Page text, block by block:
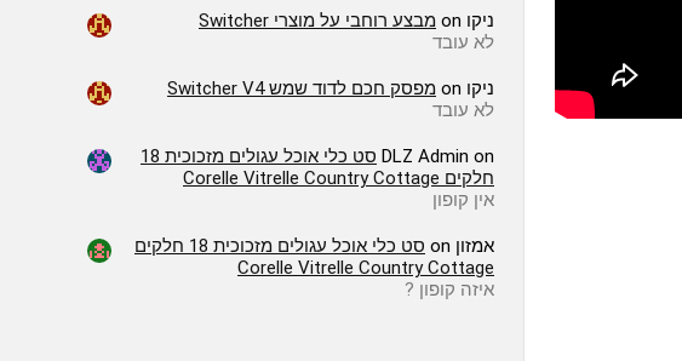
ניקו on מבצע רוחבי על מוצרי Switcher
לא עובד
ניקו on מפסק חכם לדוד שמש Switcher V4
לא עובד
DLZ Admin on
סט כלי אוכל עגולים מזכוכית 18
חלקים Corelle Vitrelle Country Cottage
אין קופון
אמזון on
סט כלי אוכל עגולים מזכוכית 18 חלקים
Corelle Vitrelle Country Cottage
איזה קופון ?